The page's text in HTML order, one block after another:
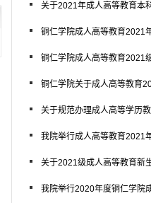
关于2021年成人高等教育本
铜仁学院成人高等教育2021
铜仁学院成人高等教育2021
铜仁学院关于成人高等教育
关于规范办理成人高等学历
我院举行成人高等教育2021
关于2021级成人高等教育新
我院举行2020年度铜仁学院